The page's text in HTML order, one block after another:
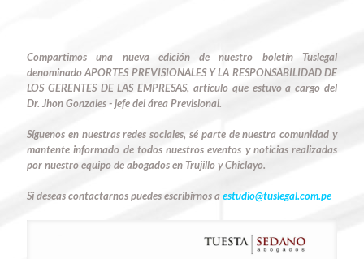
Compartimos una nueva edición de nuestro boletín Tuslegal
denominado APORTES PREVISIONALES Y LA RESPONSABILIDAD DE
LOS GERENTES DE LAS EMPRESAS, artículo que estuvo a cargo del
Dr. Jhon Gonzales - jefe del área Previsional.
Síguenos en nuestras redes sociales, sé parte de nuestra comunidad y
mantente informado de todos nuestros eventos y noticias realizadas
por nuestro equipo de abogados en Trujillo y Chiclayo.
Si deseas contactarnos puedes escribirnos aestudio@tuslegal.com.pe